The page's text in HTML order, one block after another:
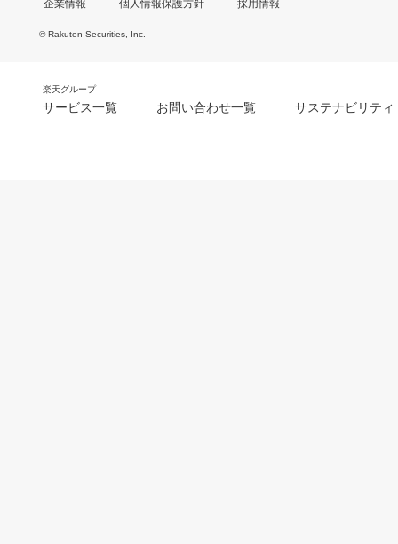
企業情報 個人情報保護方針 採用情報
© Rakuten Securities, Inc.
楽天グループ
サービス一覧 お問い合わせ一覧 サステナビリティ